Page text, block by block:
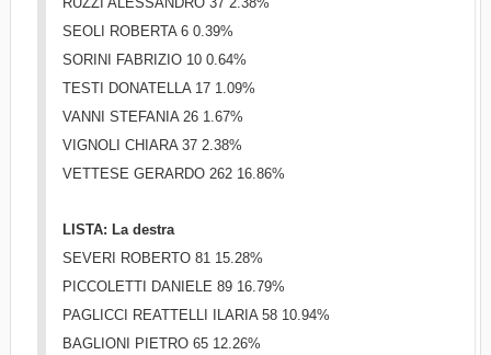
SEOLI ROBERTA 6 0.39%
SORINI FABRIZIO 10 0.64%
TESTI DONATELLA 17 1.09%
VANNI STEFANIA 26 1.67%
VIGNOLI CHIARA 37 2.38%
VETTESE GERARDO 262 16.86%
LISTA: La destra
SEVERI ROBERTO 81 15.28%
PICCOLETTI DANIELE 89 16.79%
PAGLICCI REATTELLI ILARIA 58 10.94%
BAGLIONI PIETRO 65 12.26%